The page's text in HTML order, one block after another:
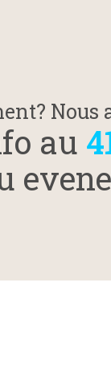
au